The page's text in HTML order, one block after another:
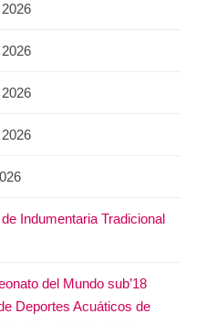
Indumentaria Tradicional
del Mundo sub’18
Deportes Acuáticos de